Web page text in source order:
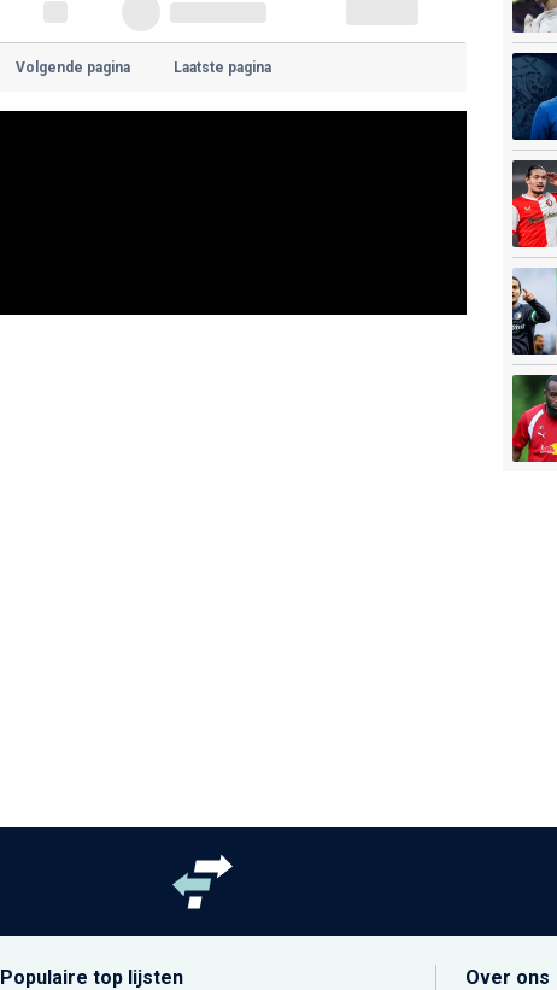
Volgende pagina Laatste pagina
Populaire top lijsten Over ons